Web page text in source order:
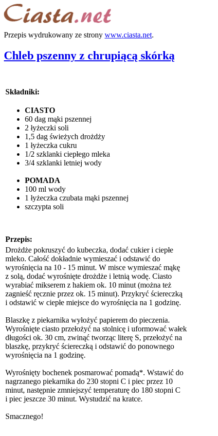
Przepis wydrukowany ze strony www.ciasta.net.
Chleb pszenny z chrupiącą skórką
Składniki:
CIASTO
60 dag mąki pszennej
2 łyżeczki soli
1,5 dag świeżych drożdży
1 łyżeczka cukru
1/2 szklanki ciepłego mleka
3/4 szklanki letniej wody
POMADA
100 ml wody
1 łyżeczka czubata mąki pszennej
szczypta soli
Przepis:
Drożdże pokruszyć do kubeczka, dodać cukier i ciepłe
mleko. Całość dokładnie wymieszać i odstawić do
wyrośnięcia na 10 - 15 minut. W misce wymieszać mąkę
z solą, dodać wyrośnięte drożdże i letnią wodę. Ciasto
wyrabiać mikserem z hakiem ok. 10 minut (można też
zagnieść ręcznie przez ok. 15 minut). Przykryć ściereczką
i odstawić w ciepłe miejsce do wyrośnięcia na 1 godzinę.
Blaszkę z piekarnika wyłożyć papierem do pieczenia.
Wyrośnięte ciasto przełożyć na stolnicę i uformować wałek
długości ok. 30 cm, zwinąć tworząc literę S, przełożyć na
blaszkę, przykryć ściereczką i odstawić do ponownego
wyrośnięcia na 1 godzinę.
Wyrośnięty bochenek posmarować pomadą*. Wstawić do
nagrzanego piekarnika do 230 stopni C i piec przez 10
minut, następnie zmniejszyć temperaturę do 180 stopni C
i piec jeszcze 30 minut. Wystudzić na kratce.
Smacznego!